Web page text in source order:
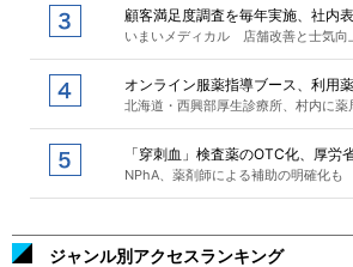
顧客満足度調査を毎年実施、社内
いまいメディカル 店舗改善と士気向
オンライン服薬指導ブース、利用
北海道・西興部厚生診療所、村内に薬
「穿刺血」検査薬のOTC化、厚労
NPhA、薬剤師による補助の明確化も
ジャンル別アクセスランキング